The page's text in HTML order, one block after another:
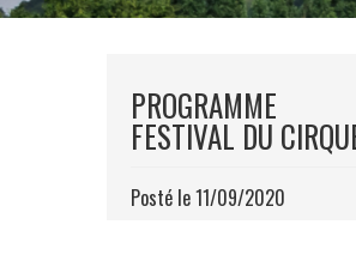
FESTIVAL DU
Posté le 11/09/2020